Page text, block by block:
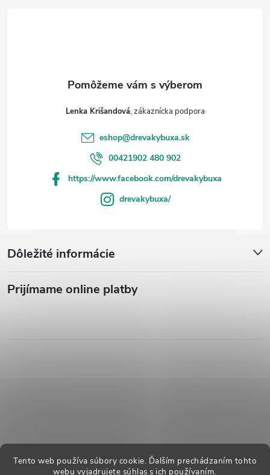
Tento web používa súbory cookie. Ďalším prechádzaním tohto
webu vyjadrujete súhlas s ich používaním.
Lenka Krišandová
eshop@drevakybuxa.sk
00421902 480 902
https://www.facebook.com/drevakybuxa
drevakybuxa/
Dôležité informácie
Prijímame online platby